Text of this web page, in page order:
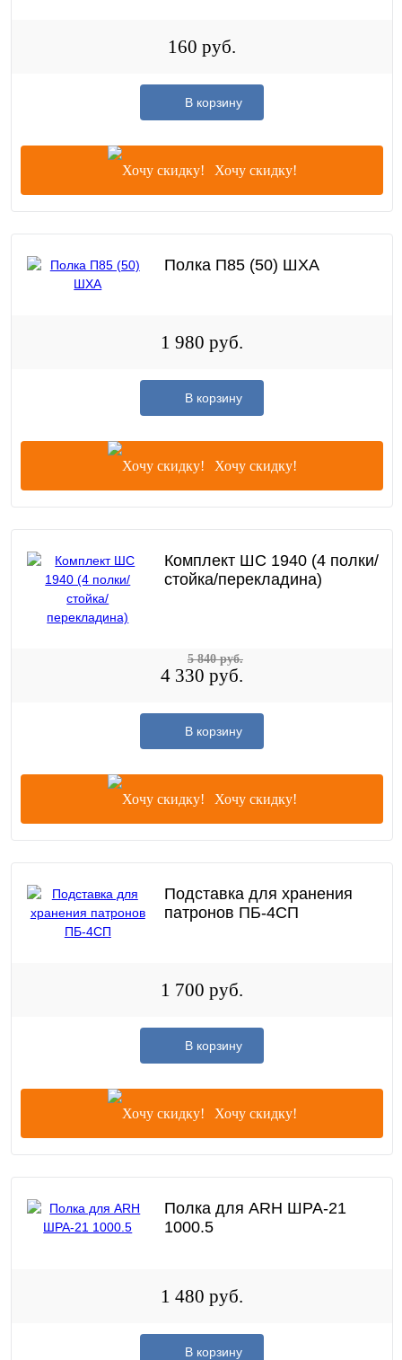
160 руб.
В корзину
Хочу скидку!
Полка П85 (50) ШХА
1 980 руб.
В корзину
Хочу скидку!
Комплект ШС 1940 (4 полки/
стойка/перекладина)
4 330 руб.
5 840 руб.
В корзину
Хочу скидку!
Подставка для хранения
патронов ПБ-4СП
1 700 руб.
В корзину
Хочу скидку!
Полка для ARH ШРА-21
1000.5
1 480 руб.
В корзину